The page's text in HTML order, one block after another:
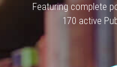
Featuring complete
170 active